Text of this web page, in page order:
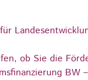
ob Sie die
BW